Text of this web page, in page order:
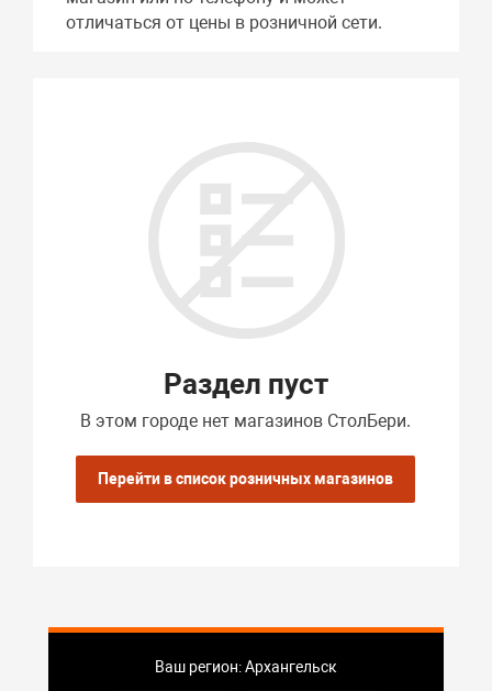
Ваш регион: Архангельск
отличаться от цены в розничной сети.
Раздел пуст
В этом городе нет магазинов СтолБери.
Перейти в список розничных магазинов